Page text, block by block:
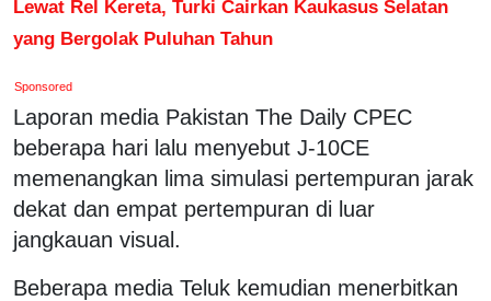
Lewat Rel Kereta, Turki Cairkan Kaukasus Selatan
yang Bergolak Puluhan Tahun
Sponsored
Laporan media Pakistan The Daily CPEC
beberapa hari lalu menyebut J-10CE
memenangkan lima simulasi pertempuran jarak
dekat dan empat pertempuran di luar
jangkauan visual.
Beberapa media Teluk kemudian menerbitkan